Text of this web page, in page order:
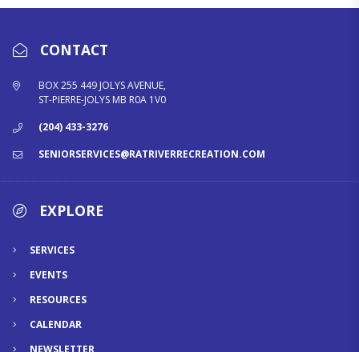
CONTACT
BOX 255 449 JOLYS AVENUE,
ST-PIERRE-JOLYS MB R0A 1V0
(204) 433-3276
SENIORSERVICES@RATRIVERRECREATION.COM
EXPLORE
SERVICES
EVENTS
RESOURCES
CALENDAR
NEWSLETTER